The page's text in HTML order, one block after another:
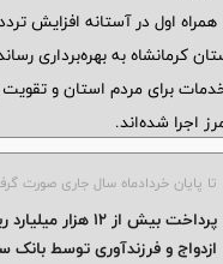
کرمانشاه به بهره‌برداری
برای مردم استان و تقویت
اجرا شده‌اند.
تا پایان خردادماه سال جاری صورت
پرداخت بیش از 12
ازدواج و فرزند‌آوری توسط بانک